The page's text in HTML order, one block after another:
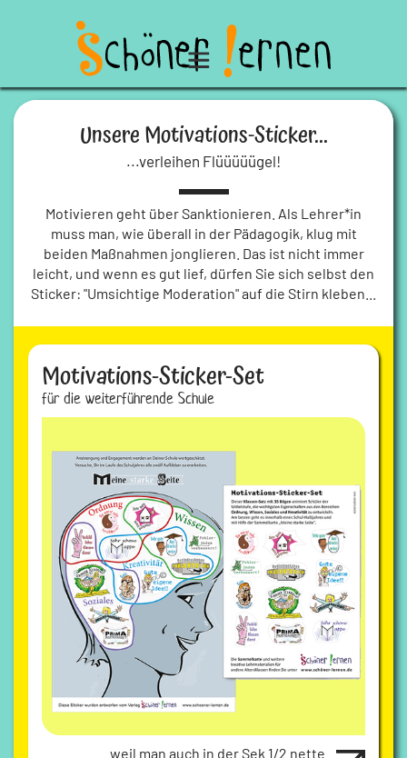
Unsere Motivations-Sticker...
...verleihen Flüüüüügel!
Motivieren geht über Sanktionieren. Als Lehrer*in
muss man, wie überall in der Pädagogik, klug mit
beiden Maßnahmen jonglieren. Das ist nicht immer
leicht, und wenn es gut lief, dürfen Sie sich selbst den
Sticker: "Umsichtige Moderation" auf die Stirn kleben...
Motivations-Sticker-Set
für die weiterführende Schule
...weil man auch in der Sek 1/2 nette